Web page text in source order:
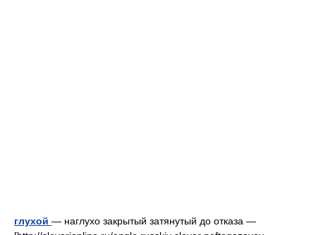
глухой — наглухо закрытый затянутый до отказа —